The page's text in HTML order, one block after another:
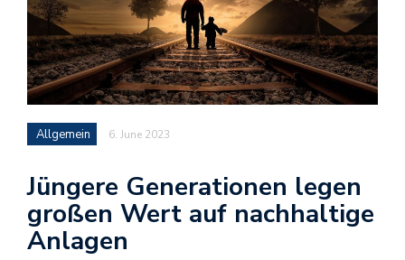
Allgemein 6. June 2023
Jüngere Generationen legen
großen Wert auf nachhaltige
Anlagen